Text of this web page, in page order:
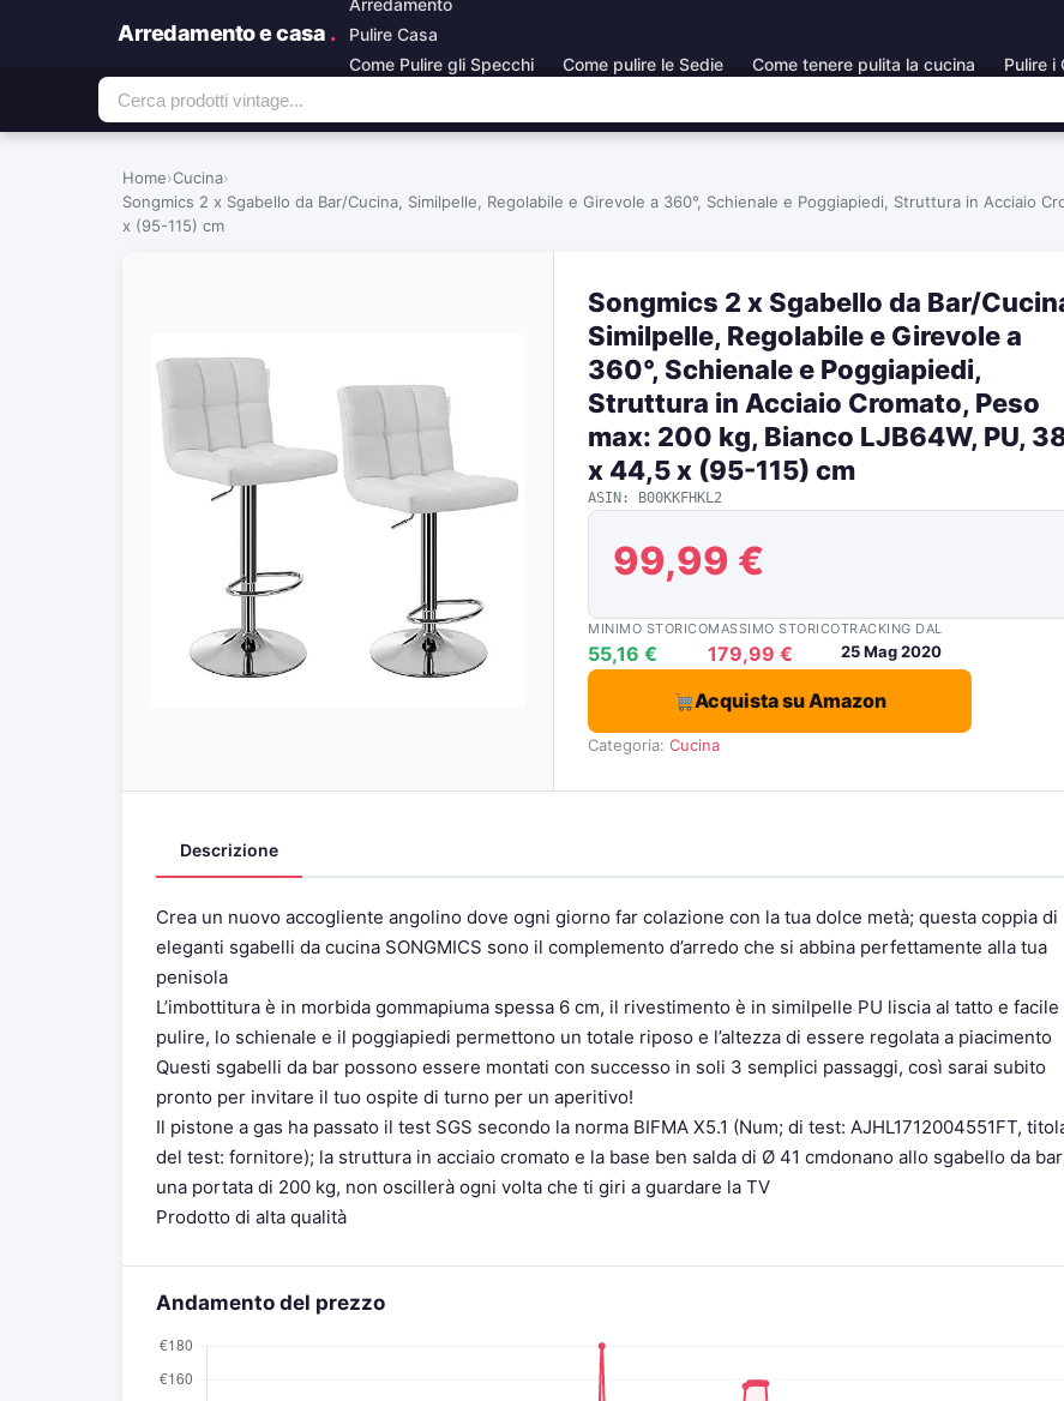
Arredamento e casa .
Pulire Casa
Come Pulire gli Specchi
Come pulire le Sedie Come tenere pulita la cucina Pulire i
Home›Cucina›
Songmics 2 x Sgabello da Bar/Cucina, Similpelle, Regolabile e Girevole a 360°, Schienale e Poggiapiedi, Struttura in Acciaio
x (95-115) cm
Songmics 2 x Sgabello da Bar/
Similpelle, Regolabile e Girevole a
360°, Schienale e Poggiapiedi,
Struttura in Acciaio Cromato, Peso
max: 200 kg, Bianco LJB64W, PU,
x 44,5 x (95-115) cm
ASIN: B00KKFHKL2
99,99 €
MINIMO STORICO
55,16 €
MASSIMO STORICO
179,99 €
TRACKING DAL
25 Mag 2020
Acquista su Amazon
Categoria: Cucina
Descrizione
Crea un nuovo accogliente angolino dove ogni giorno far colazione con la tua dolce metà; questa coppia di
eleganti sgabelli da cucina SONGMICS sono il complemento d’arredo che si abbina perfettamente alla tua
penisola
L’imbottitura è in morbida gommapiuma spessa 6 cm, il rivestimento è in similpelle PU liscia al tatto e facile
pulire, lo schienale e il poggiapiedi permettono un totale riposo e l’altezza di essere regolata a piacimento
Questi sgabelli da bar possono essere montati con successo in soli 3 semplici passaggi, così sarai subito
pronto per invitare il tuo ospite di turno per un aperitivo!
Il pistone a gas ha passato il test SGS secondo la norma BIFMA X5.1 (Num; di test: AJHL1712004551FT,
del test: fornitore); la struttura in acciaio cromato e la base ben salda di Ø 41 cmdonano allo sgabello da bar
una portata di 200 kg, non oscillerà ogni volta che ti giri a guardare la TV
Prodotto di alta qualità
Andamento del prezzo